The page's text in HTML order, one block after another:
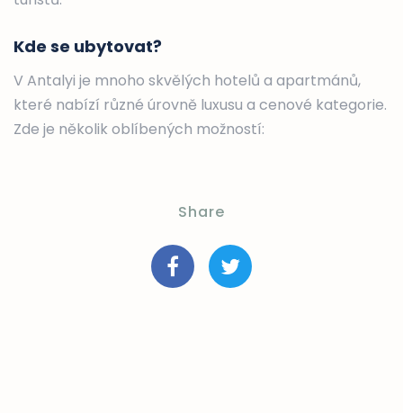
Kde se ubytovat?
V Antalyi je mnoho skvělých hotelů a apartmánů,
které nabízí různé úrovně luxusu a cenové kategorie.
Zde je několik oblíbených možností:
Share